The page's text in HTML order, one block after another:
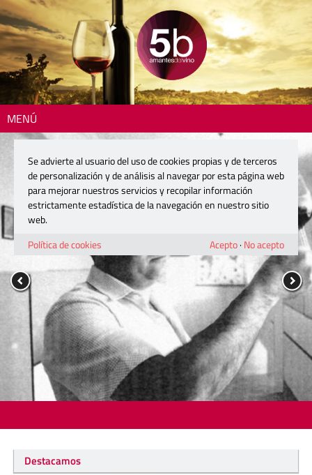
MENÚ
Destacamos
Se advierte al usuario del uso de cookies propias y de terceros
de personalización y de análisis al navegar por esta página web
para mejorar nuestros servicios y recopilar información
estrictamente estadística de la navegación en nuestro sitio
web.
Política de cookies
Acepto· No acepto